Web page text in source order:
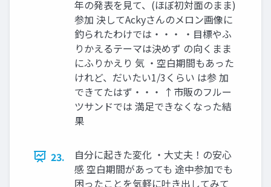
年の発表を見て、(ほぼ初対面のまま)
参加 決してAckyさんのメロン画像に
釣られたわけでは・・・ ・目標やふ
りかえるテーマは決めず の向くまま
にふりかえり 気 ・空白期間もあった
けれど、だいたい1/3くらい は参 加
できてたはず・・・ ↑市販のフルー
ツサンドでは 満足できなくなった結
果
23.
自分に起きた変化 ・大丈夫！の安心
感 空白期間があっても 途中参加でも
困ったことを気軽に吐き出してみて